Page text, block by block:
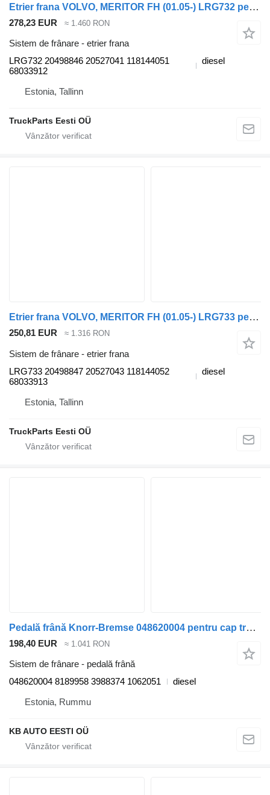
Etrier frana VOLVO, MERITOR FH (01.05-) LRG732 pentru cap tractor Volvo FH12, FH16, NH12, FH, VNL780 (1993-2014)
278,23 EUR ≈ 1.460 RON
Sistem de frânare - etrier frana
LRG732 20498846 20527041 118144051
68033912
diesel
Estonia, Tallinn
TruckParts Eesti OÜ
Etrier frana VOLVO, MERITOR FH (01.05-) LRG733 pentru cap tractor Volvo FH12, FH16, NH12, FH, VNL780 (1993-2014)
250,81 EUR ≈ 1.316 RON
Sistem de frânare - etrier frana
LRG733 20498847 20527043 118144052
68033913
diesel
Estonia, Tallinn
TruckParts Eesti OÜ
Pedală frână Knorr-Bremse 048620004 pentru cap tractor Volvo FH12, FH16, NH12, FH, VNL780 (1993-2014)
198,40 EUR ≈ 1.041 RON
Sistem de frânare - pedală frână
048620004 8189958 3988374 1062051
diesel
Estonia, Rummu
KB AUTO EESTI OÜ